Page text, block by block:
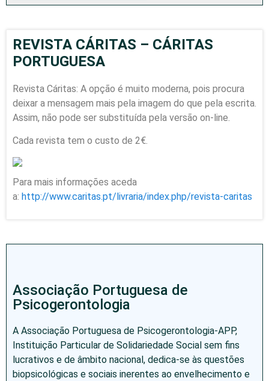
REVISTA CÁRITAS – CÁRITAS
PORTUGUESA
Revista Cáritas: A opção é muito moderna, pois procura
deixar a mensagem mais pela imagem do que pela escrita.
Assim, não pode ser substituída pela versão on-line.
Cada revista tem o custo de 2€.
Para mais informações aceda
a: http://www.caritas.pt/livraria/index.php/revista-caritas
Associação Portuguesa de
Psicogerontologia
A Associação Portuguesa de Psicogerontologia-APP,
Instituição Particular de Solidariedade Social sem fins
lucrativos e de âmbito nacional, dedica-se às questões
biopsicológicas e sociais inerentes ao envelhecimento e